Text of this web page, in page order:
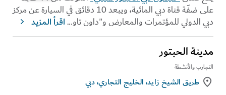
على ضفّة قناة دبي المائية، ويبعد 10 دقائق في السيارة عن مركز
دبي الدولي للمؤتمرات والمعارض و"داون تاو...اقرأ المزيد
مدينة الحبتور
التجارب والأنشطة
طريق الشيخ زايد، الخليج التجاري، دبي